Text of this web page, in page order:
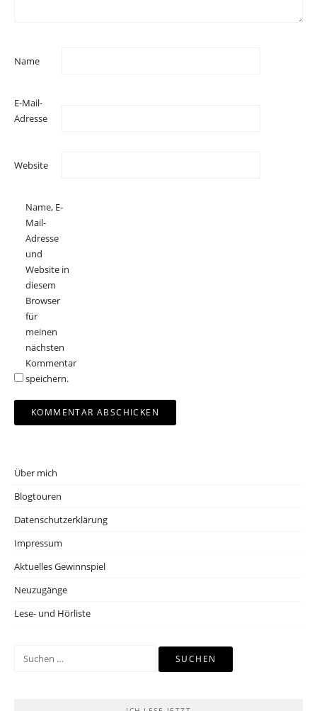
Name
E-Mail-
Adresse
Website
Name, E-
Mail-
Adresse
und
Website in
diesem
Browser
für
meinen
nächsten
Kommentar
speichern.
Über mich
Blogtouren
Datenschutzerklärung
Impressum
Aktuelles Gewinnspiel
Neuzugänge
Lese- und Hörliste
Suchen